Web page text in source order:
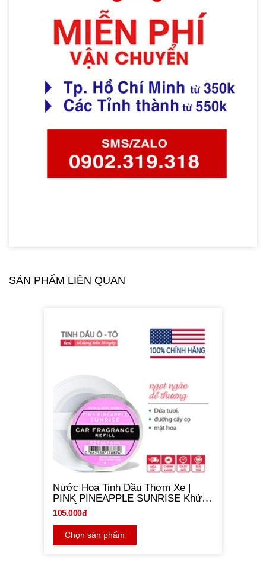
SẢN PHẨM LIÊN QUAN
Nước Hoa Tinh Dầu Thơm Xe |
PINK PINEAPPLE SUNRISE Khử
Mùi Ô tô - Bath & Body Works 6ml |
105.000đ
Chọn sản phẩm